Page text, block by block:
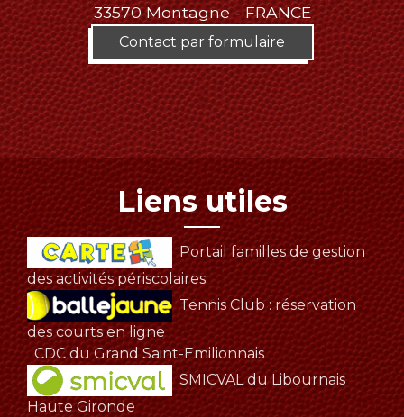
33570 Montagne - FRANCE
Contact par formulaire
Liens utiles
Portail familles de gestion
des activités périscolaires
Tennis Club : réservation
des courts en ligne
CDC du Grand Saint-Emilionnais
SMICVAL du Libournais
Haute Gironde